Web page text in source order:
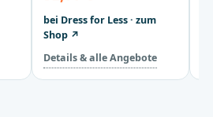
bei Dress for Less · zum
Shop ↗
Details & alle Angebote